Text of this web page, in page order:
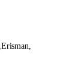
Erisman